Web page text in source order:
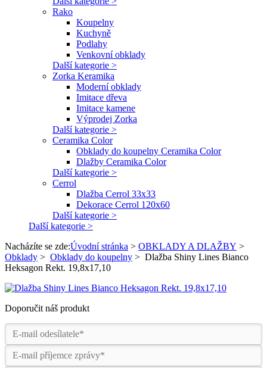
Rako
Koupelny
Kuchyně
Podlahy
Venkovní obklady
Další kategorie >
Zorka Keramika
Moderní obklady
Imitace dřeva
Imitace kamene
Výprodej Zorka
Další kategorie >
Ceramika Color
Obklady do koupelny Ceramika Color
Dlažby Ceramika Color
Další kategorie >
Cerrol
Dlažba Cerrol 33x33
Dekorace Cerrol 120x60
Další kategorie >
Další kategorie >
Nacházíte se zde:Úvodní stránka > OBKLADY A DLAŽBY >
Obklady > Obklady do koupelny > Dlažba Shiny Lines Bianco
Heksagon Rekt. 19,8x17,10
Doporučit náš produkt